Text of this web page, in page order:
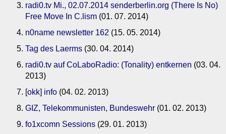
radi0.tv Mi., 02.07.2014 senderberlin.org (There Is No)
Free Move In C.lism (01. 07. 2014)
n0name newsletter 162 (15. 05. 2014)
Tag des Laerms (30. 04. 2014)
radi0.tv auf CoLaboRadio: (Tonality) entkernen (03. 04.
2013)
[okk] info (04. 02. 2013)
GIZ, Telekommunisten, Bundeswehr (01. 02. 2013)
fo1xcomn Sessions (29. 01. 2013)